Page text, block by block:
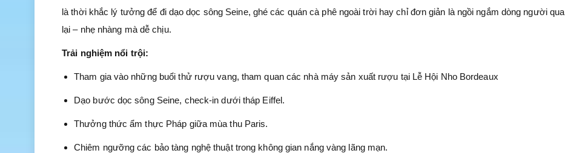
là thời khắc lý tưởng để đi dạo dọc sông Seine, ghé các quán cà phê ngoài trời hay chỉ đơn giản là ngồi ngắm dòng người qua
lại – nhẹ nhàng mà dễ chịu.
Trải nghiệm nổi trội:
Tham gia vào những buổi thử rượu vang, tham quan các nhà máy sản xuất rượu tại Lễ Hội Nho Bordeaux
Dạo bước dọc sông Seine, check-in dưới tháp Eiffel.
Thưởng thức ẩm thực Pháp giữa mùa thu Paris.
Chiêm ngưỡng các bảo tàng nghệ thuật trong không gian nắng vàng lãng mạn.